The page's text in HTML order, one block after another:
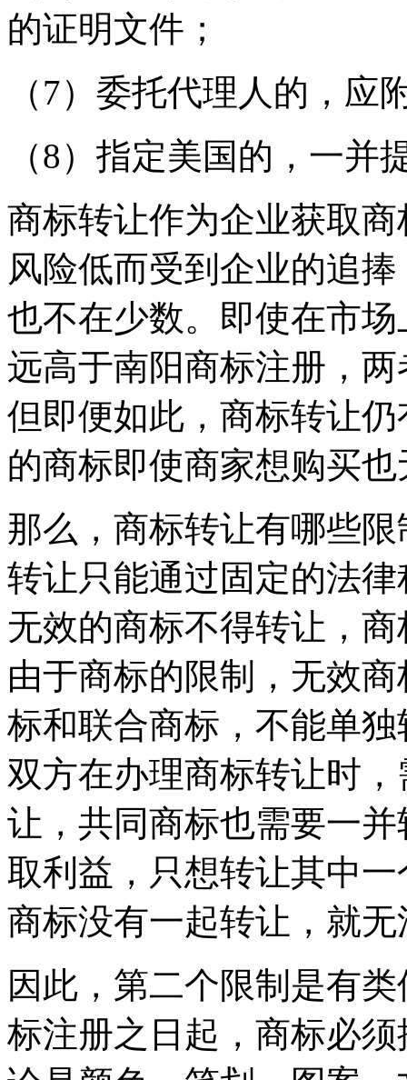
的证明文件；
（7）委托代理人的，应
（8）指定美国的，一并
商标转让作为企业获取
风险低而受到企业的追
也不在少数。即使在市
远高于南阳商标注册，
但即便如此，商标转让
的商标即使商家想购买
那么，商标转让有哪些
转让只能通过固定的法
无效的商标不得转让，
由于商标的限制，无效
标和联合商标，不能单
双方在办理商标转让时
让，共同商标也需要一
取利益，只想转让其中
商标没有一起转让，就
因此，第二个限制是有
标注册之日起，商标必